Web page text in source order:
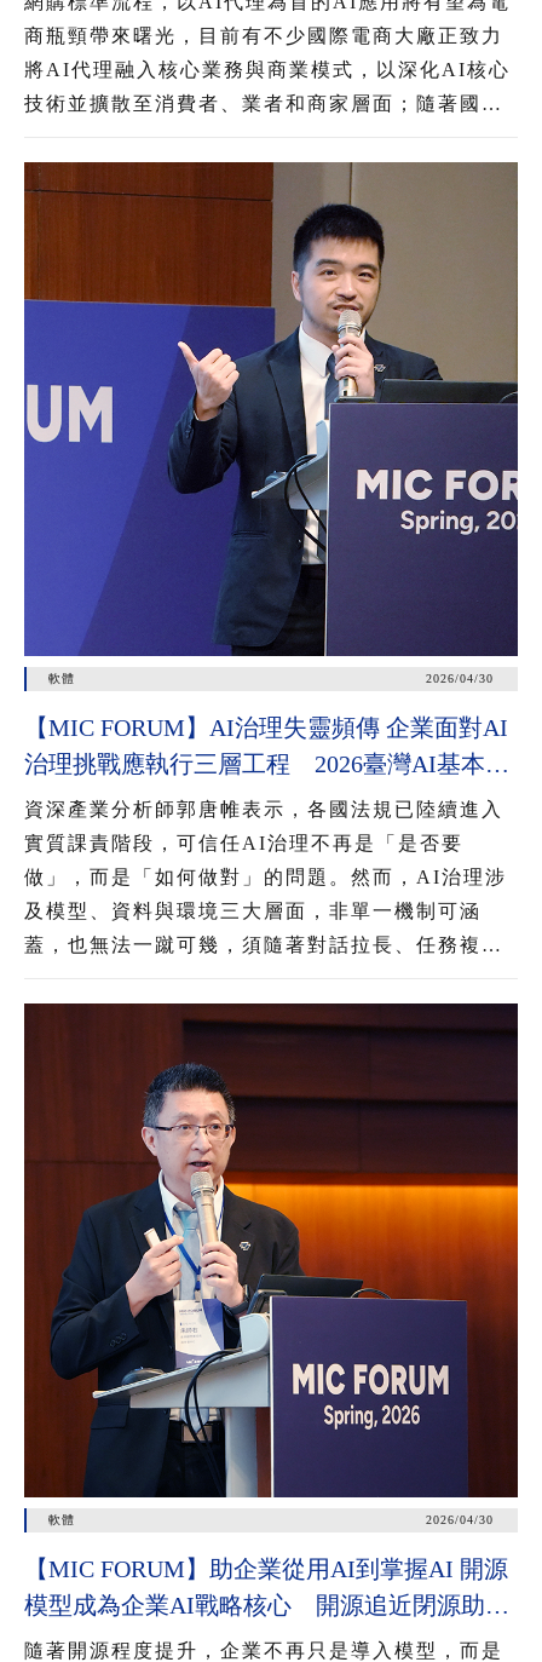
商瓶頸帶來曙光，目前有不少國際電商大廠正致力
將AI代理融入核心業務與商業模式，以深化AI核心
技術並擴散至消費者、業者和商家層面；隨著國內
共識。
軟體 2026/04/30
【MIC FORUM】AI治理失靈頻傳 企業面對AI
治理挑戰應執行三層工程 2026臺灣AI基本法
上路 企業應把握2年布局治理能力
資深產業分析師郭唐帷表示，各國法規已陸續進入
實質課責階段，可信任AI治理不再是「是否要
做」，而是「如何做對」的問題。然而，AI治理涉
及模型、資料與環境三大層面，非單一機制可涵
蓋，也無法一蹴可幾，須隨著對話拉長、任務複雜
軟體 2026/04/30
【MIC FORUM】助企業從用AI到掌握AI 開源
模型成為企業AI戰略核心 開源追近閉源助垂
直領域加速導入 治理機制為長遠發展關鍵
隨著開源程度提升，企業不再只是導入模型，而是